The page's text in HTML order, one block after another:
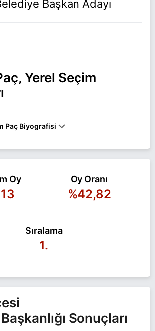
Başkan Adayı
Yerel Seçim
Paç Biyografisi
GÖREVINDE BULUNDU.30 MART
KUMLU BELEDIYE BAŞKANI SEÇILEN
VE 5 ÇOCUK BABASIDIR.
yarışıyor. İbrahim Paç ile ilgili daha
İbrahim Paç Haberleri
Oy Oy Oranı
%42,82
Sıralama
1.
Sonuçları